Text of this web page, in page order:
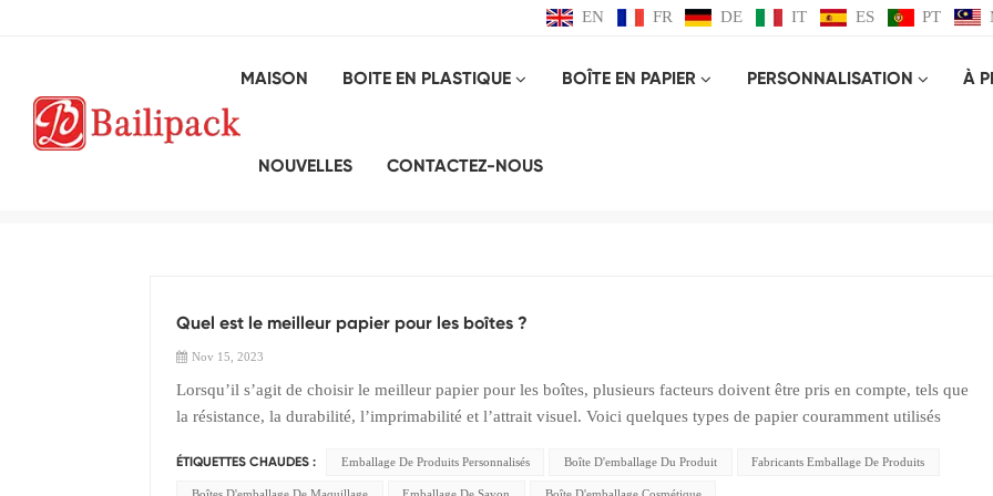
EN FR DE IT ES PT
MAISON BOITE EN PLASTIQUE BOÎTE EN PAPIER PERSONNALISATION À
NOUVELLES CONTACTEZ-NOUS
Quel est le meilleur papier pour les boîtes ?
Nov 15, 2023
Lorsqu’il s’agit de choisir le meilleur papier pour les boîtes, plusieurs facteurs doivent être pris en compte, tels que
la résistance, la durabilité, l’imprimabilité et l’attrait visuel. Voici quelques types de papier couramment utilisés
raison de sa résistance et de sa durabilité. Il est fabriqué à partir de pâte de bois et a une couleur brune naturelle.
ÉTIQUETTES CHAUDES : Emballage De Produits Personnalisés Boîte D'emballage Du Produit Fabricants Emballage De Produits